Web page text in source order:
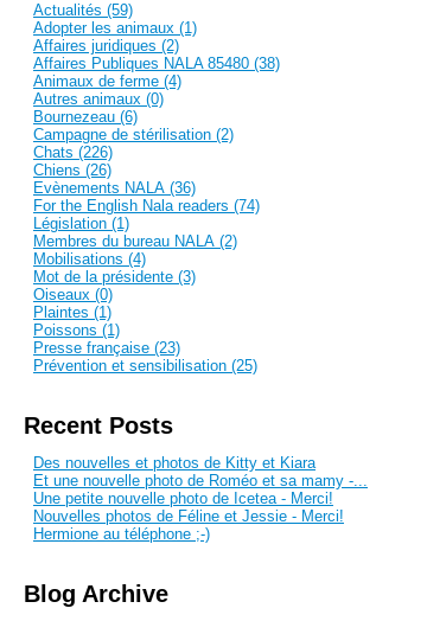
Actualités (59)
Adopter les animaux (1)
Affaires juridiques (2)
Affaires Publiques NALA 85480 (38)
Animaux de ferme (4)
Autres animaux (0)
Bournezeau (6)
Campagne de stérilisation (2)
Chats (226)
Chiens (26)
Evènements NALA (36)
For the English Nala readers (74)
Législation (1)
Membres du bureau NALA (2)
Mobilisations (4)
Mot de la présidente (3)
Oiseaux (0)
Plaintes (1)
Poissons (1)
Presse française (23)
Prévention et sensibilisation (25)
Recent Posts
Des nouvelles et photos de Kitty et Kiara
Et une nouvelle photo de Roméo et sa mamy -...
Une petite nouvelle photo de Icetea - Merci!
Nouvelles photos de Féline et Jessie - Merci!
Hermione au téléphone ;-)
Blog Archive